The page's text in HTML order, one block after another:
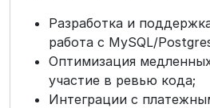
Разработка и
работа с MySQL/
Оптимизация
участие в ревью кода;
Интеграции с